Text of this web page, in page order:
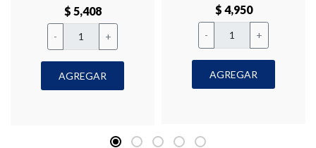
$ 5,408
- +
AGREGAR
$ 4,950
- +
AGREGAR